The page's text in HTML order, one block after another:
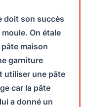
doit son succès
On étale
maison
garniture
utiliser une pâte
car la pâte
a donné un